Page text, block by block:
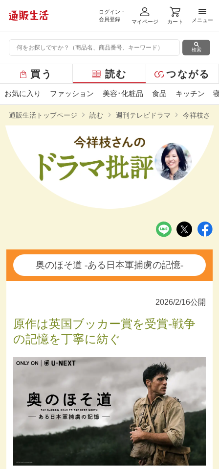
ログイン・
会員登録
マイページ カート
メニ
メニュー
検索
ー
バ
ニ
買う 読む つながる
お気に入り ファッション 美容･化粧品 食品 キッチン
通販生活トップページ 読む 週刊テレビドラマ 今祥枝さん
奥のほそ道 -ある日本軍捕虜の記憶-
2026/2/16公開
原作は英国ブッカー賞を受賞-戦争
の記憶を丁寧に紡ぐ